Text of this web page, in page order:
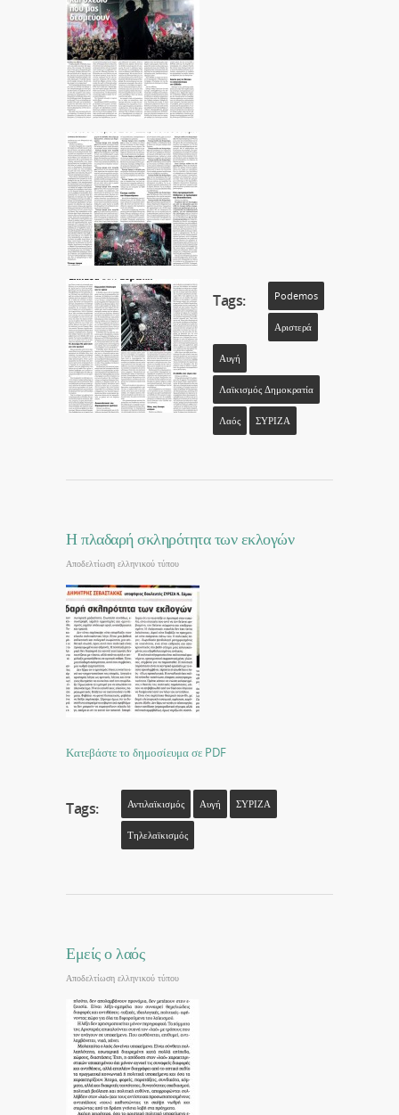
Tags: Podemos
Αριστερά
Αυγή
Λαϊκισμός Δημοκρατία
Λαός ΣΥΡΙΖΑ
Η πλαδαρή σκληρότητα των εκλογών
Αποδελτίωση ελληνικού τύπου
Κατεβάστε το δημοσίευμα σε PDF
Tags: Αντιλαϊκισμός Αυγή ΣΥΡΙΖΑ
Τηλελαϊκισμός
Εμείς ο λαός
Αποδελτίωση ελληνικού τύπου